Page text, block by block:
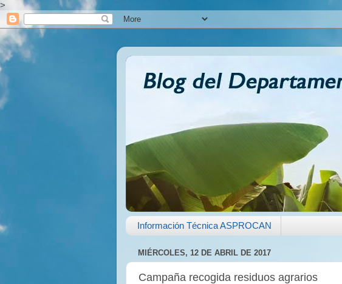
>
Información Técnica ASPROCAN
MIÉRCOLES, 12 DE ABRIL DE 2017
Campaña recogida residuos agrarios